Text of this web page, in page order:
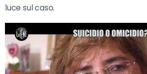
luce sul caso.